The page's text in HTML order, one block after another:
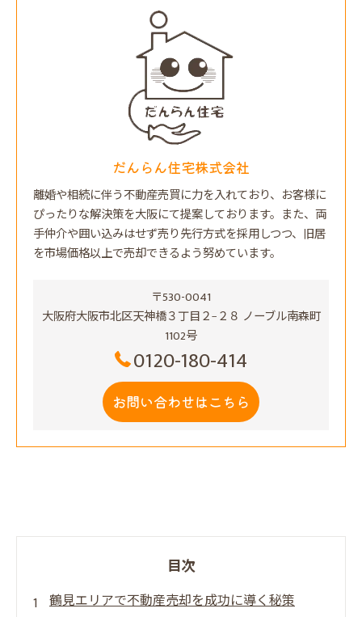
だんらん住宅株式会社
離婚や相続に伴う不動産売買に力を入れており、お客様に
ぴったりな解決策を大阪にて提案しております。また、両
手仲介や囲い込みはせず売り先行方式を採用しつつ、旧居
を市場価格以上で売却できるよう努めています。
〒530-0041
大阪府大阪市北区天神橋３丁目２−２８ ノーブル南森町
1102号
0120-180-414
お問い合わせはこちら
目次
鶴見エリアで不動産売却を成功に導く秘策